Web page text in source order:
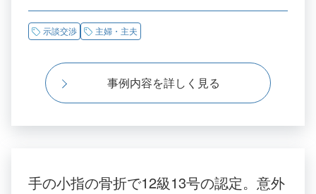
示談交渉 主婦・主夫
事例内容を詳しく見る
手の小指の骨折で12級13号の認定。意外